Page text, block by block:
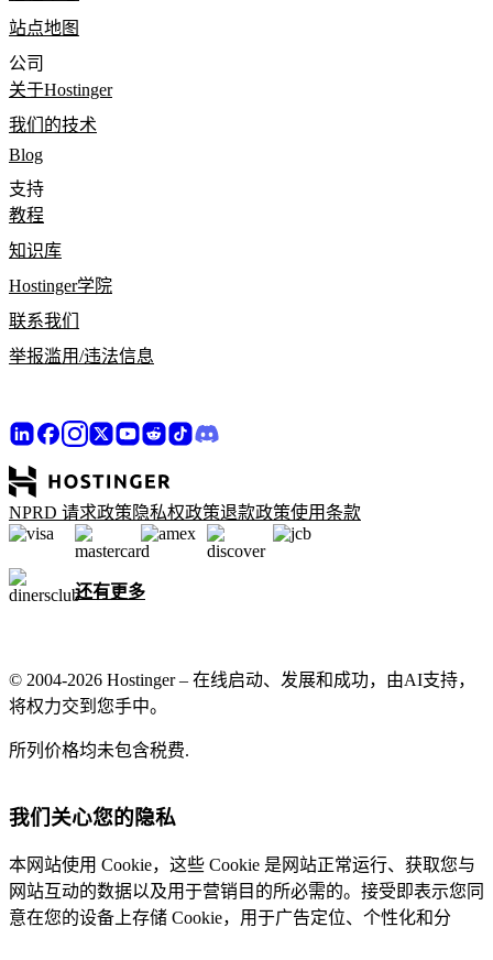
站点地图
公司
关于Hostinger
我们的技术
Blog
支持
教程
知识库
Hostinger学院
联系我们
举报滥用/违法信息
NPRD 请求政策 隐私权政策退款政策使用条款
还有更多
© 2004-2026 Hostinger – 在线启动、发展和成功，由AI支持，
将权力交到您手中。
所列价格均未包含税费.
我们关心您的隐私
本网站使用 Cookie，这些 Cookie 是网站正常运行、获取您与
网站互动的数据以及用于营销目的所必需的。接受即表示您同
意在您的设备上存储 Cookie，用于广告定位、个性化和分